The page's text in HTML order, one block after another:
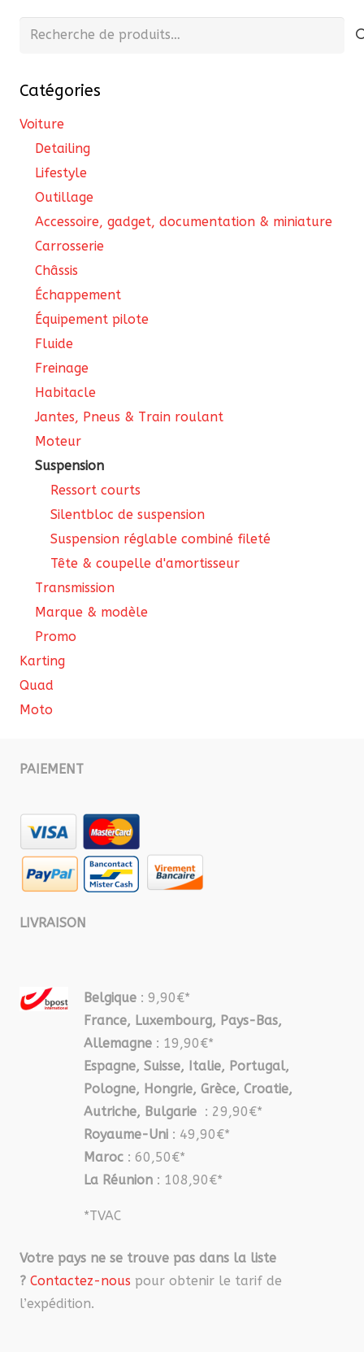
Recherche
Catégories
Voiture
Detailing
Lifestyle
Outillage
Accessoire, gadget, documentation & miniature
Carrosserie
Châssis
Échappement
Équipement pilote
Fluide
Freinage
Habitacle
Jantes, Pneus & Train roulant
Moteur
Suspension
Ressort courts
Silentbloc de suspension
Suspension réglable combiné fileté
Tête & coupelle d'amortisseur
Transmission
Marque & modèle
Promo
Karting
Quad
Moto
PAIEMENT
LIVRAISON
Belgique : 9,90€*
France, Luxembourg, Pays-Bas,
Allemagne : 19,90€*
Espagne, Suisse, Italie, Portugal,
Pologne, Hongrie, Grèce, Croatie,
Autriche, Bulgarie : 29,90€*
Royaume-Uni : 49,90€*
Maroc : 60,50€*
La Réunion : 108,90€*
*TVAC
Votre pays ne se trouve pas dans la liste
? Contactez-nous pour obtenir le tarif de
l’expédition.